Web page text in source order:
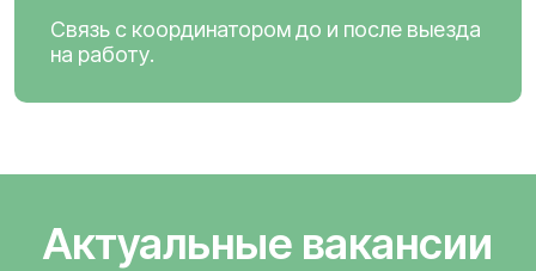
Связь с координатором до и после выезда
на работу.
Актуальные вакансии